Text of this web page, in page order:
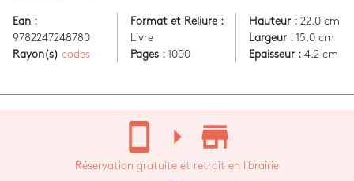
Ean :
9782247248780
Rayon(s) codes
Format et Reliure :
Livre
Pages : 1000
Hauteur :22.0 cm
Largeur :15.0 cm
Epaisseur :4.2 cm
stay_current_portrait arrow_right store_mall_directory
Réservation gratuite et retrait en librairie